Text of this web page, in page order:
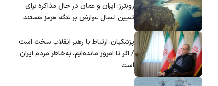
رویترز: ایران و عمان در حال مذاکره برای
تعیین اعمال عوارض بر تنگه هرمز هستند
پزشکیان: ارتباط با رهبر انقلاب سخت است
/ اگر تا امروز مانده‌ایم، به‌خاطر مردم ایران
است